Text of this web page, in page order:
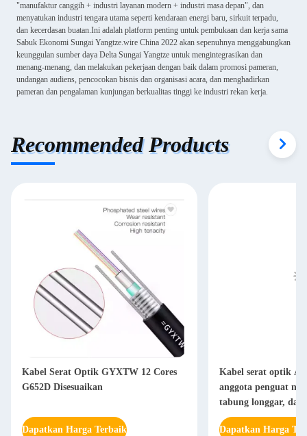
"manufaktur canggih + industri layanan modern + industri masa depan", dan
menyatukan industri tengara utama seperti kendaraan energi baru, sirkuit terpadu,
dan kecerdasan buatan.Ini adalah platform penting untuk pembukaan dan kerja sama
Sabuk Ekonomi Sungai Yangtze.wire China 2022 akan sepenuhnya menggabungkan
keunggulan sumber daya Delta Sungai Yangtze untuk mengintegrasikan dan
menang-menang, dan melakukan pekerjaan dengan baik dalam promosi pameran,
undangan audiens, pencocokan bisnis dan organisasi acara, dan menghadirkan
pameran dan pengalaman kunjungan berkualitas tinggi ke industri rekan kerja.
Recommended Products
Kabel Serat Optik GYXTW 12 Cores
G652D Disesuaikan
Dapatkan Harga Terbaik
Kabel serat optik
anggota penguat
tabung longgar,
untuk ereksi tiang
Dapatkan Harga